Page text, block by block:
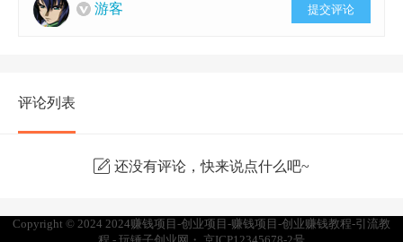
游客 提交评论
评论列表
还没有评论，快来说点什么吧~
Copyright © 2024 2024赚钱项目-创业项目-赚钱项目-创业赚钱教程-引流教